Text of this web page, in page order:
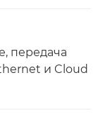
передача
и Cloud